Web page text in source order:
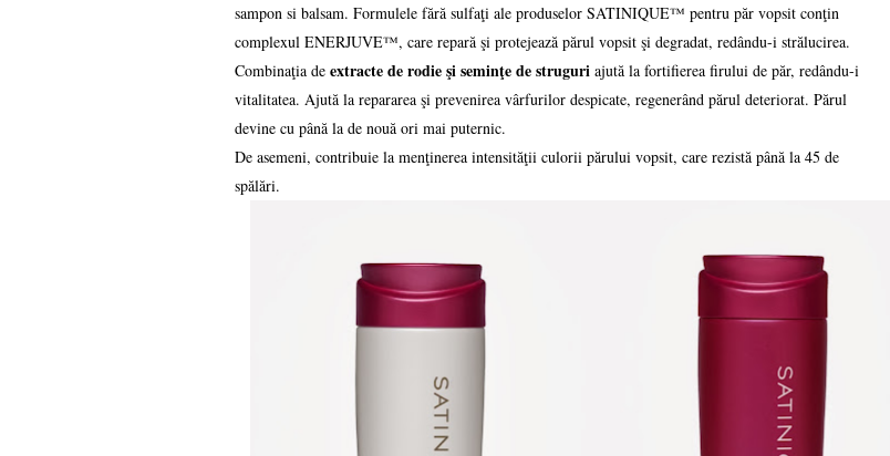
sampon si balsam. Formulele fără sulfaţi ale produselor SATINIQUE™ pentru păr vopsit conţin
complexul ENERJUVE™, care repară şi protejează părul vopsit şi degradat, redându-i strălucirea.
Combinaţia de extracte de rodie şi seminţe de struguri ajută la fortifierea firului de păr, redându-i
vitalitatea. Ajută la repararea şi prevenirea vârfurilor despicate, regenerând părul deteriorat. Părul
devine cu până la de nouă ori mai puternic.
De asemeni, contribuie la menţinerea intensităţii culorii părului vopsit, care rezistă până la 45 de
spălări.